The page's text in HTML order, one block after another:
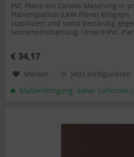
PVC Plane mit Canvas-Maserung in
Planenqualität (LKW Plane) 650g/qm.
stabilisiert und somit beständig
Sonneneinstrahlung. Unsere PVC
Sandkastenabdeckung oder für Ihren
€ 34,17
Merken
Jetzt konfigurieren
Maßanfertigung, daher Lieferzeit